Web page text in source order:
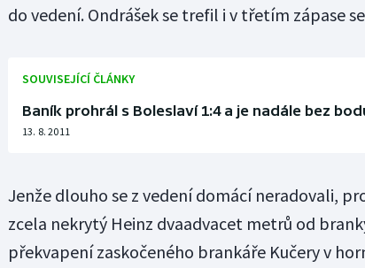
do vedení. Ondrášek se trefil i v třetím zápase
SOUVISEJÍCÍ ČLÁNKY
Baník prohrál s Boleslaví 1:4 a je nadále bez
13. 8. 2011
Jenže dlouho se z vedení domácí neradovali,
zcela nekrytý Heinz dvaadvacet metrů od
překvapení zaskočeného brankáře Kučery v